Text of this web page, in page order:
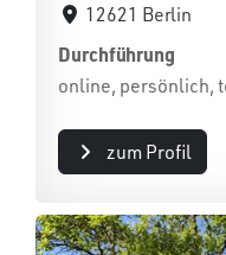
12621 Berlin
Durchführung
online, persönlich,
zum Profil